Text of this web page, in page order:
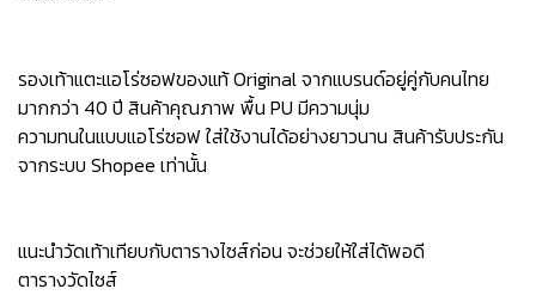
รองเท้าแตะแอโร่ซอฟของแท้ Original จากแบรนด์อยู่คู่กับคนไทย
มากกว่า 40 ปี สินค้าคุณภาพ พื้น PU มีความนุ่ม
ความทนในแบบแอโร่ซอฟ ใส่ใช้งานได้อย่างยาวนาน สินค้ารับประกัน
จากระบบ Shopee เท่านั้น
แนะนำวัดเท้าเทียบกับตารางไซส์ก่อน จะช่วยให้ใส่ได้พอดี
ตารางวัดไซส์